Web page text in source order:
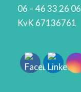
06 – 46 33 26 06
KvK 67136761